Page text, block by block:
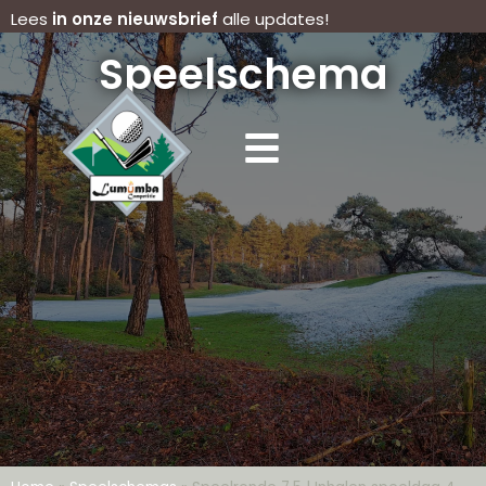
Lees in onze nieuwsbrief alle updates!
Speelschema